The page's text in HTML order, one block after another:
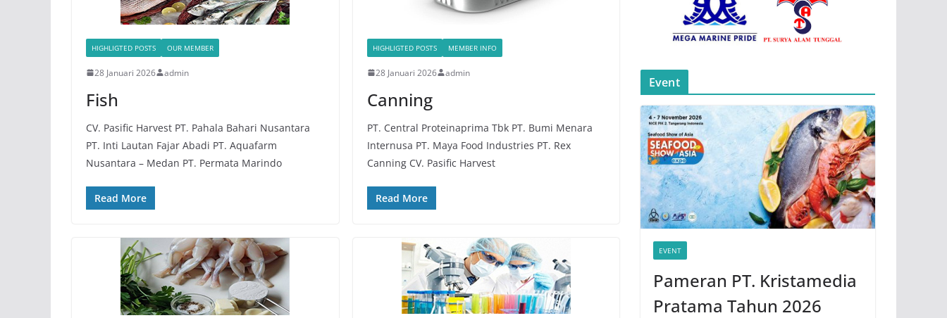
HIGHLIGTED POSTS OUR MEMBER
28 Januari 2026 admin
Fish
CV. Pasific Harvest PT. Pahala Bahari Nusantara
PT. Inti Lautan Fajar Abadi PT. Aquafarm
Nusantara – Medan PT. Permata Marindo
Read More
HIGHLIGTED POSTS MEMBER INFO
28 Januari 2026 admin
Canning
PT. Central Proteinaprima Tbk PT. Bumi Menara
Internusa PT. Maya Food Industries PT. Rex
Canning CV. Pasific Harvest
Read More
Event
EVENT
Pameran PT. Kristamedia
Pratama Tahun 2026